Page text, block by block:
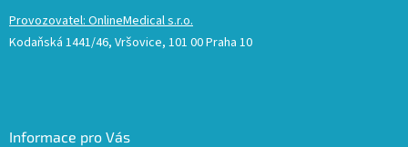
Provozovatel: OnlineMedical s.r.o.
Kodaňská 1441/46, Vršovice, 101 00 Praha 10
Informace pro Vás